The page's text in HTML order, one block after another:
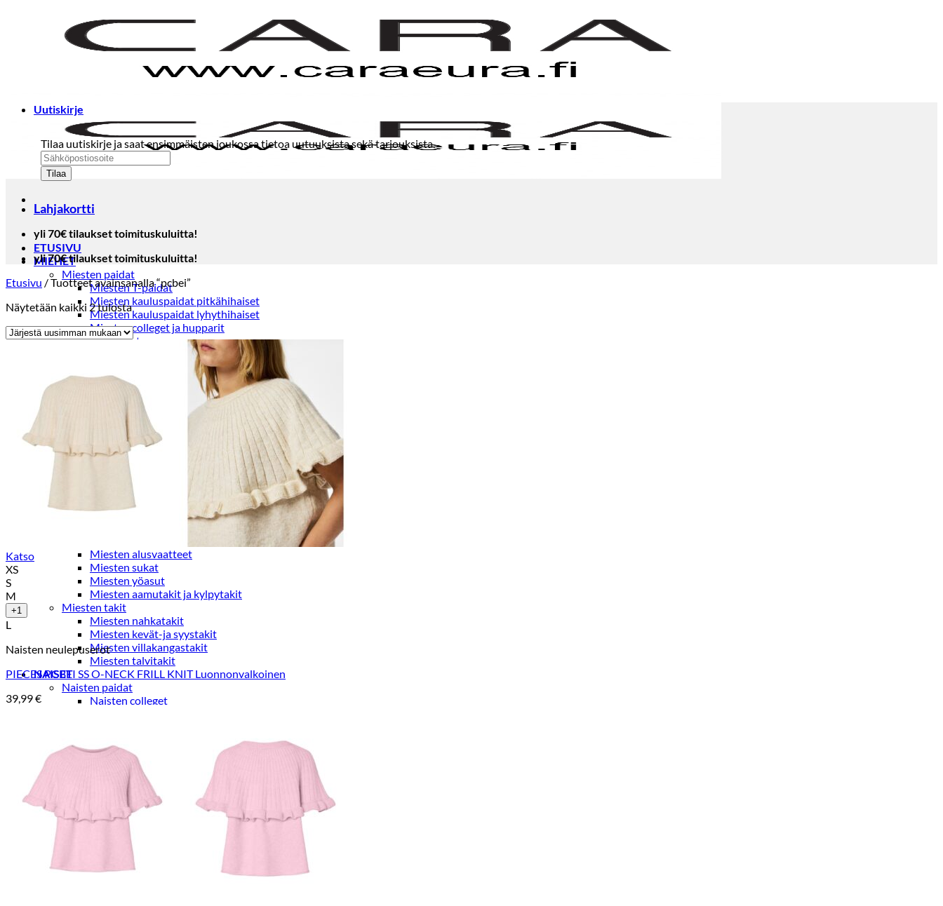
ETUSIVU
MIEHET
Miesten paidat
Miesten T-paidat
Miesten kauluspaidat pitkähihaiset
Miesten kauluspaidat lyhythihaiset
Miesten colleget ja hupparit
Miesten neuleet
Miesten neulepuserot
Puvut ja blazerit
Puvuntakit ja blazerit
Miesten housut
Miesten housut
Miesten farkut
Miesten collegehousut
Miesten shortsit
Miesten asusteet
Vyöt ja olkaimet
Solmiot, rusetit ja taskuliinat
Miesten päähineet, huivit ja käsineet
Miesten alusvaatteet
Miesten sukat
Miesten yöasut
Miesten aamutakit ja kylpytakit
Miesten takit
Miesten nahkatakit
Miesten kevät-ja syystakit
Miesten villakangastakit
Miesten talvitakit
NAISET
Naisten paidat
Naisten colleget
Tunikat
Jakut ja liivit
Naisten neuleet
Naisten neuletakit
Naisten neulepuserot
Naisten mekot ja hameet
Naisten housut
Leggingsit ja collegehousut
Uutiskirje
Tilaa uutiskirje ja saat ensimmäisten joukossa tietoa uutuuksista sekä tarjouksista.
Lahjakortti
yli 70€ tilaukset toimituskuluitta!
yli 70€ tilaukset toimituskuluitta!
Etusivu /Tuotteet avainsanalla “pcbei”
Näytetään kaikki 2 tulostaSorted
by
latest
Katso
XS
S
M
+1
L
Naisten neulepuserot
PIECES PCBEI SS O-NECK FRILL KNIT Luonnonvalkoinen
39,99€